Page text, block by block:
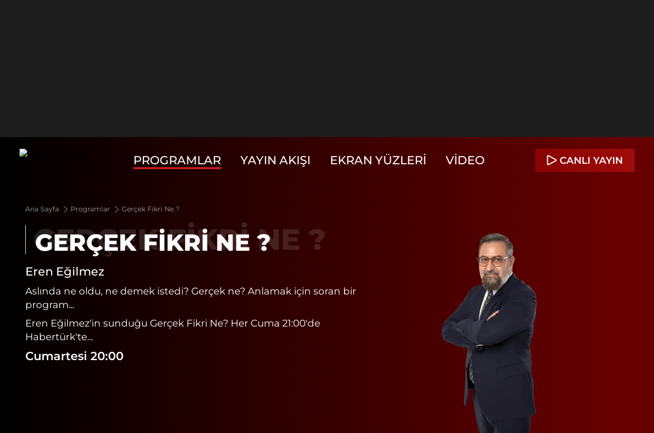
PROGRAMLAR YAYIN AKIŞI EKRAN YÜZLERI VIDEO CANLI YAYIN
Ana Sayfa Programlar Gerçek Fikri Ne ?
GERÇEK FIKRI NE ?
Eren Eğilmez
Aslında ne oldu, ne demek istedi? Gerçek ne? Anlamak için soran bir
program...
Eren Eğilmez'in sunduğu Gerçek Fikri Ne? Her Cuma 21:00'de
Habertürk'te...
Cumartesi 20:00